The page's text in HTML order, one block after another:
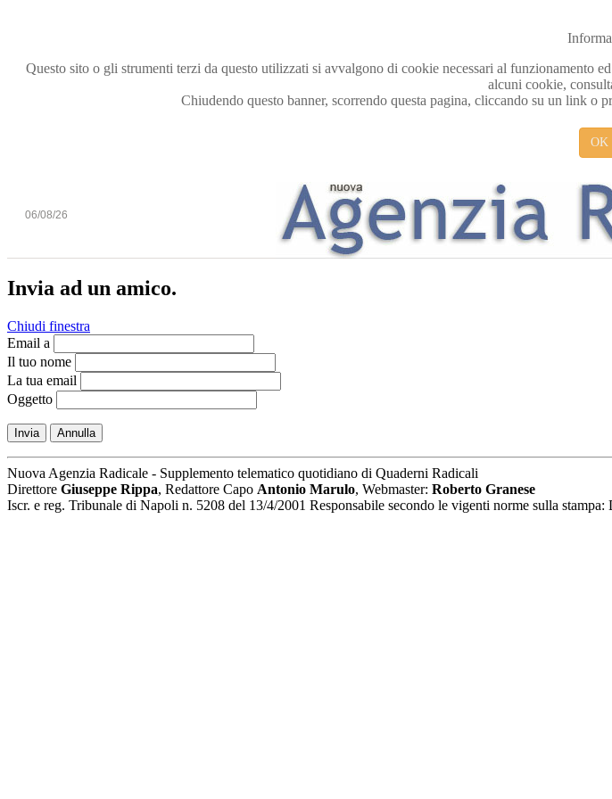
Questo sito o gli strumenti terzi da questo utilizzati si avvalgono di cookie necessari al funzionamento
alcuni cookie,
Chiudendo questo banner, scorrendo questa pagina, cliccando su un link o
OK
06/08/26
Invia ad un amico.
Chiudi finestra
Email a
Il tuo nome
La tua email
Oggetto
Invia Annulla
Nuova Agenzia Radicale - Supplemento telematico quotidiano di Quaderni Radicali
Direttore Giuseppe Rippa, Redattore Capo Antonio Marulo, Webmaster: Roberto Granese
Iscr. e reg. Tribunale di Napoli n. 5208 del 13/4/2001 Responsabile secondo le vigenti norme sulla stampa: